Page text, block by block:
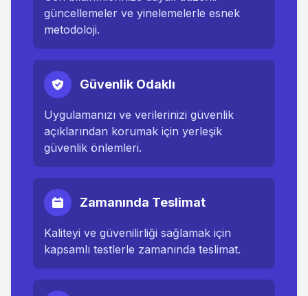
güncellemeler ve yinelemelerle esnek
metodoloji.
Güvenlik Odaklı
Uygulamanızı ve verilerinizi güvenlik
açıklarından korumak için yerleşik
güvenlik önlemleri.
Zamanında Teslimat
Kaliteyi ve güvenilirliği sağlamak için
kapsamlı testlerle zamanında teslimat.